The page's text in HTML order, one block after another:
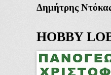
Δημήτρης
HOBBY